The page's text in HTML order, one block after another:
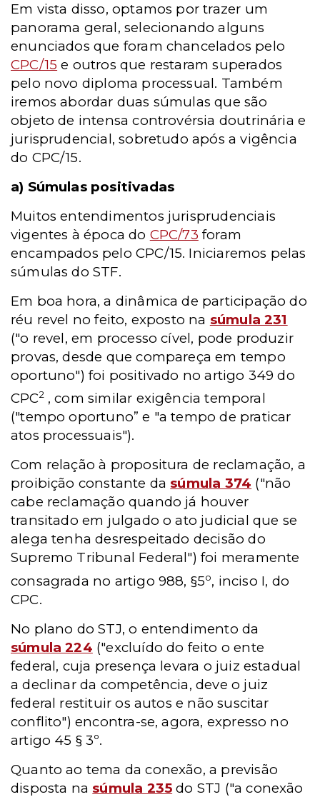
Em vista disso, optamos por trazer um
panorama geral, selecionando alguns
enunciados que foram chancelados pelo
CPC/15 e outros que restaram superados
pelo novo diploma processual. Também
iremos abordar duas súmulas que são
objeto de intensa controvérsia doutrinária e
jurisprudencial, sobretudo após a vigência
do CPC/15.
a) Súmulas positivadas
Muitos entendimentos jurisprudenciais
vigentes à época do CPC/73 foram
encampados pelo CPC/15. Iniciaremos pelas
súmulas do STF.
Em boa hora, a dinâmica de participação do
réu revel no feito, exposto na súmula 231
("o revel, em processo cível, pode produzir
provas, desde que compareça em tempo
oportuno") foi positivado no artigo 349 do
CPC2, com similar exigência temporal
("tempo oportuno” e "a tempo de praticar
atos processuais").
Com relação à propositura de reclamação, a
proibição constante da súmula 374 ("não
cabe reclamação quando já houver
transitado em julgado o ato judicial que se
alega tenha desrespeitado decisão do
Supremo Tribunal Federal") foi meramente
consagrada no artigo 988, §5o, inciso I, do
CPC.
No plano do STJ, o entendimento da
súmula 224 ("excluído do feito o ente
federal, cuja presença levara o juiz estadual
a declinar da competência, deve o juiz
federal restituir os autos e não suscitar
conflito") encontra-se, agora, expresso no
artigo 45 § 3º.
Quanto ao tema da conexão, a previsão
disposta na súmula 235 do STJ ("a conexão